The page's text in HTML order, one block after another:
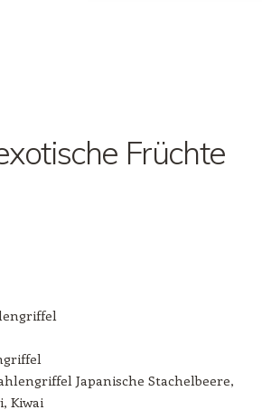
Früchte
Japanische Stachelbeere,
Kiwai